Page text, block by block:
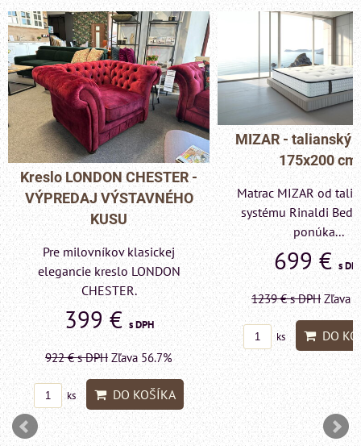
Kreslo LONDON CHESTER -
VÝPREDAJ VÝSTAVNÉHO
KUSU
Pre milovníkov klasickej
elegancie kreslo LONDON
CHESTER.
399 €s DPH
922 €s DPH Zľava 56.7%
ks DO KOŠÍKA
MIZAR - talianský
175x200 cm
Matrac MIZAR od
systému Rinaldi Bed
ponúka...
699 €s DPH
1239 €s DPH Zľava
ks DO